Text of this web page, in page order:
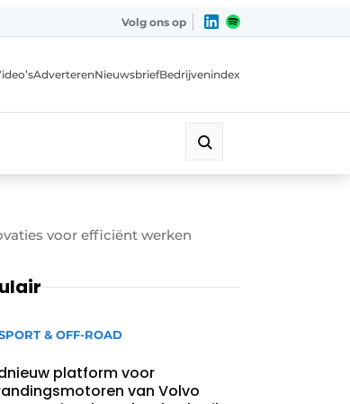
Volg ons op
AdverterenNieuwsbriefBedrijvenindex
voor efficiënt werken
& OFF-ROAD
platform voor
van Volvo